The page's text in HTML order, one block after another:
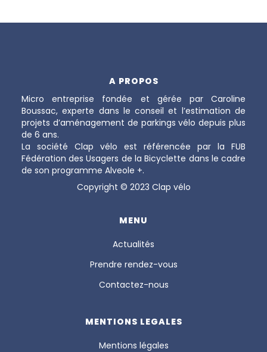
A PROPOS
Micro entreprise fondée et gérée par Caroline
Boussac, experte dans le conseil et l’estimation de
projets d’aménagement de parkings vélo depuis plus
de 6 ans.
La société Clap vélo est référencée par la FUB
Fédération des Usagers de la Bicyclette dans le cadre
de son programme Alveole +.
Copyright © 2023 Clap vélo
MENU
Actualités
Prendre rendez-vous
Contactez-nous
MENTIONS LEGALES
Mentions légales